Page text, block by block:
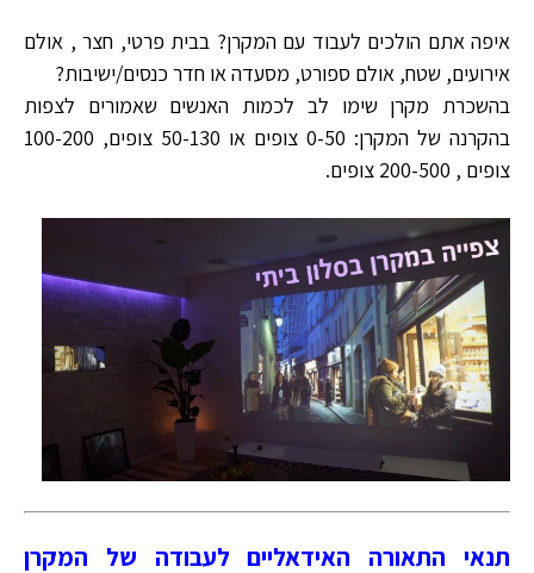
איפה אתם הולכים לעבוד עם המקרן? בבית פרטי, חצר , אולם
אירועים, שטח, אולם ספורט, מסעדה או חדר כנסים/ישיבות?
בהשכרת מקרן שימו לב לכמות האנשים שאמורים לצפות
בהקרנה של המקרן: 0-50 צופים או 50-130 צופים, 100-200
צופים , 200-500 צופים.
תנאי התאורה האידאליים לעבודה של המקרן